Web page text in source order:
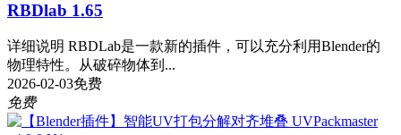
RBDlab 1.65
详细说明 RBDLab是一款新的插件，可以充分利用Blender的
物理特性。从破碎物体到...
2026-02-03免费
免费